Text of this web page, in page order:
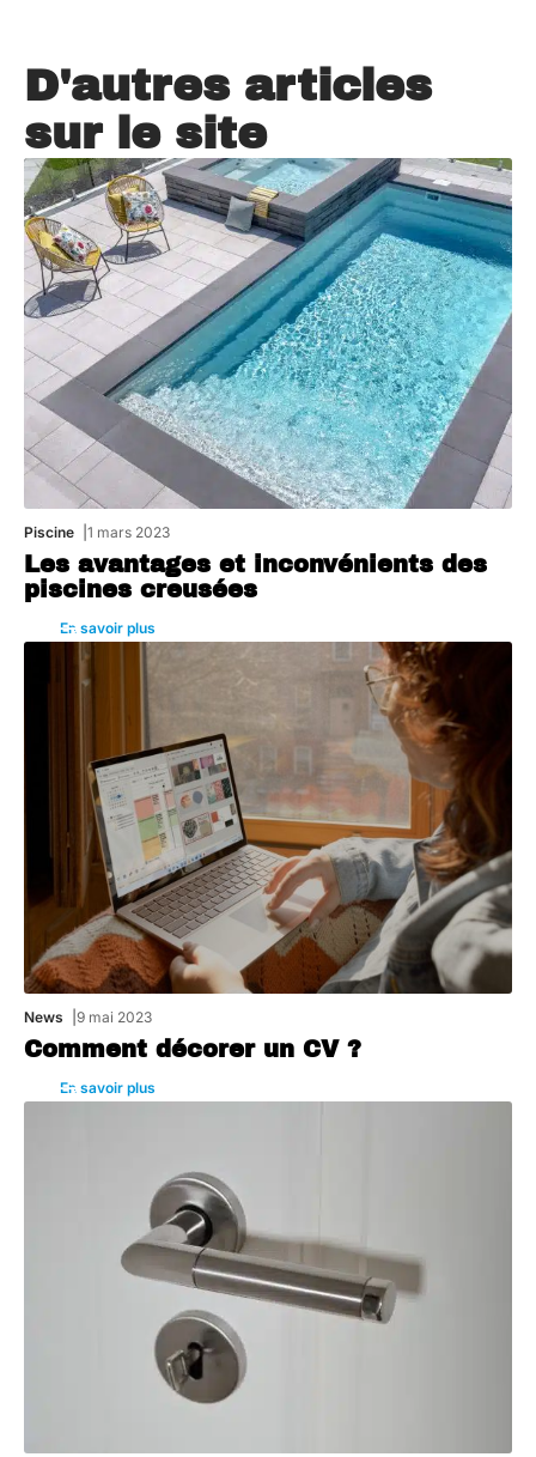
D'autres articles
sur le site
Piscine 1 mars 2023
Les avantages et inconvénients des
piscines creusées
En savoir plus
News 9 mai 2023
Comment décorer un CV ?
En savoir plus